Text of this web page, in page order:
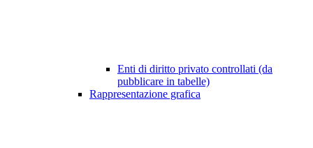
Enti di diritto privato controllati (da
pubblicare in tabelle)
Rappresentazione grafica